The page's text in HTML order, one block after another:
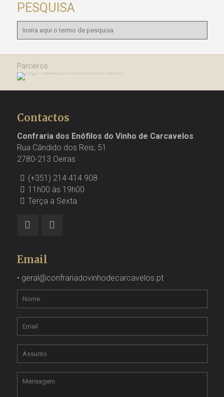
PESQUISA
Parceiros
Contactos
Confraria dos Enófilos do Vinho de Carcavelos
Rua Cândido dos Reis, 51
2780-213 Oeiras
(+351) 214 414 908
11h00 às 19h00
Terça a Sexta
Email
• geral@confrariadovinhodecarcavelos.pt